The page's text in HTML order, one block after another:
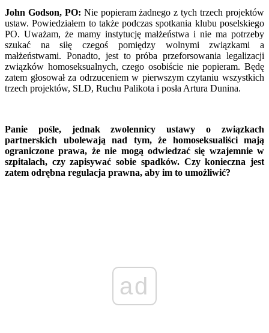
John Godson, PO: Nie popieram żadnego z tych trzech projektów
ustaw. Powiedziałem to także podczas spotkania klubu poselskiego
PO. Uważam, że mamy instytucję małżeństwa i nie ma potrzeby
szukać na siłę czegoś pomiędzy wolnymi związkami a
małżeństwami. Ponadto, jest to próba przeforsowania legalizacji
związków homoseksualnych, czego osobiście nie popieram. Będę
zatem głosował za odrzuceniem w pierwszym czytaniu wszystkich
trzech projektów, SLD, Ruchu Palikota i posła Artura Dunina.
Panie pośle, jednak zwolennicy ustawy o związkach
partnerskich ubolewają nad tym, że homoseksualiści mają
ograniczone prawa, że nie mogą odwiedzać się wzajemnie w
szpitalach, czy zapisywać sobie spadków. Czy konieczna jest
zatem odrębna regulacja prawna, aby im to umożliwić?
ad